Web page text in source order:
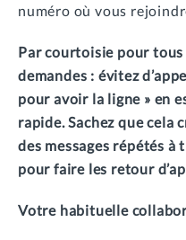
numéro où vous
Par courtoisie pour
demandes : évitez
pour avoir la ligne » en
rapide. Sachez que cela
des messages répétés
pour faire les retour
Votre habituelle